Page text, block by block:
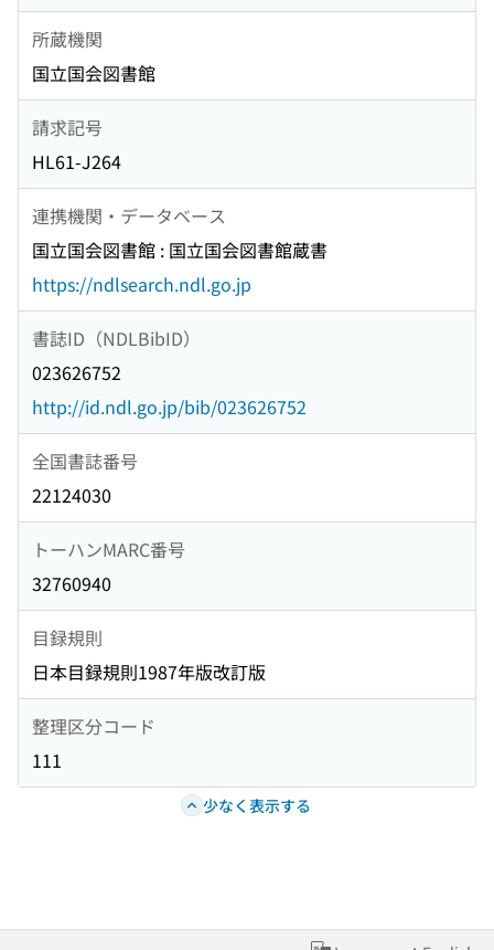
所蔵機関
国立国会図書館
請求記号
HL61-J264
連携機関・データベース
国立国会図書館 : 国立国会図書館蔵書
https://ndlsearch.ndl.go.jp
書誌ID（NDLBibID）
023626752
http://id.ndl.go.jp/bib/023626752
全国書誌番号
22124030
トーハンMARC番号
32760940
目録規則
日本目録規則1987年版改訂版
整理区分コード
111
少なく表示する